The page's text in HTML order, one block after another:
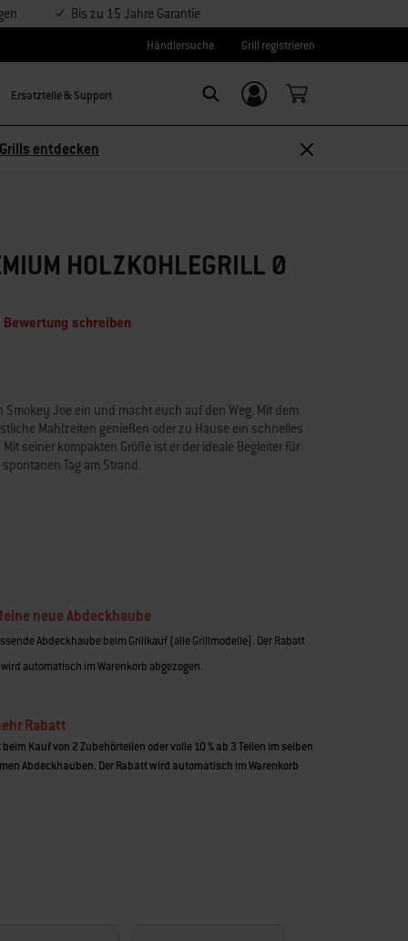
Bis zu 15 Jahre Garantie
Händlersuche Grill registrieren
Ersatzteile & Support
Einloggen/
Weber-ID
Grills entdecken
HOLZKOHLEGRILL Ø
Bewertung schreiben
Joe ein und macht euch auf den Weg. Mit dem
Mahlzeiten genießen oder zu Hause ein schnelles
seiner kompakten Größe ist er der ideale Begleiter für
Tag am Strand.
neue Abdeckhaube
Abdeckhaube beim Grillkauf (alle Grillmodelle). Der Rabatt
automatisch im Warenkorb abgezogen.
Rabatt
beim Kauf von 2 Zubehörteilen oder volle 10 % ab 3 Teilen im selben
Abdeckhauben. Der Rabatt wird automatisch im Warenkorb